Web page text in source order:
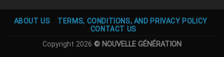
ABOUT US
TERMS, CONDITIONS, AND PRIVACY POLICY
CONTACT US
Copyright 2026 © NOUVELLE GÉNÉRATION